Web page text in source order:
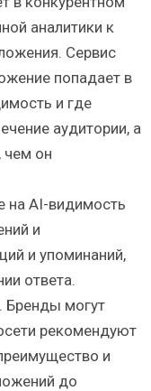
аналитики к
Сервис
попадает в
и где
аудитории, а
чем он
на AI-видимость
и
и упоминаний,
ответа.
Бренды могут
рекомендуют
и
до